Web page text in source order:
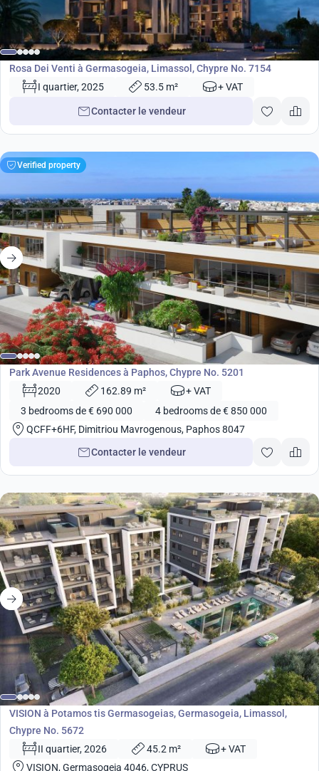
de€ 580 000
Développement
Rosa Dei Venti à Germasogeia, Limassol, Chypre No. 7154
I quartier, 2025
53.5 m² + VAT
Contacter le vendeur
Verified property
de€690 000
Développement
Park Avenue Residences à Paphos, Chypre No. 5201
2020
162.89 m²
+ VAT
3 bedrooms de € 690 000
4 bedrooms de € 850 000
QCFF+6HF, Dimitriou Mavrogenous, Paphos 8047
Contacter le vendeur
de 360 000
Développement
VISION à Potamos tis Germasogeias, Germasogeia, Limassol,
Chypre No. 5672
II quartier, 2026
45.2 m²
+ VAT
VISION, Germasogeia 4046, CYPRUS